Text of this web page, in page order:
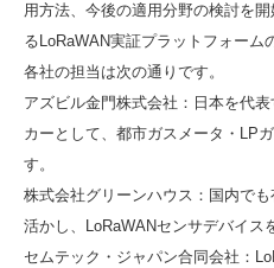
用方法、今後の適用分野の検討を
るLoRaWAN実証プラットフォーム
各社の担当は次の通りです。
アズビル金門株式会社：日本を代
カーとして、都市ガスメータ・LP
す。
株式会社グリーンハウス：国内で
活かし、LoRaWANセンサデバイス
セムテック・ジャパン合同会社：